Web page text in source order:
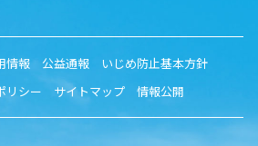
情報 公益通報
いじめ防止基本方針
リシー
サイトマップ 情報公開